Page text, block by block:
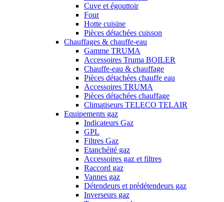
Cuve et égouttoir
Four
Hotte cuisine
Pièces détachées cuisson
Chauffages & chauffe-eau
Gamme TRUMA
Accessoires Truma BOILER
Chauffe-eau & chauffage
Pièces détachées chauffe eau
Accessoires TRUMA
Pièces détachées chauffage
Climatiseurs TELECO TELAIR
Equipements gaz
Indicateurs Gaz
GPL
Filtres Gaz
Etanchéité gaz
Accessoires gaz et filtres
Raccord gaz
Vannes gaz
Détendeurs et prédétendeurs gaz
Inverseurs gaz